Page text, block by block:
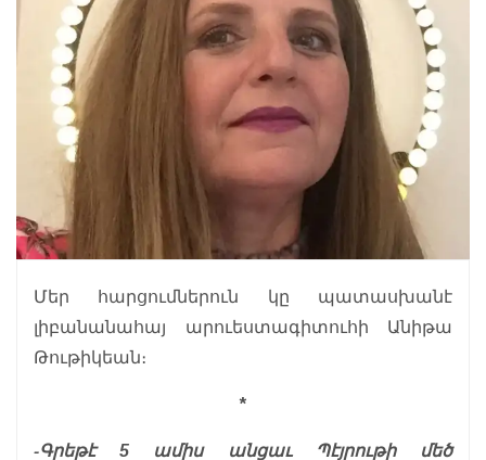
Մեր հարցումներուն կը պատասխանէ
լիբանանահայ արուեստագիտուհի Անիթա
Թութիկեան։
*
-Գրեթէ 5 ամիս անցաւ Պէյրութի մեծ